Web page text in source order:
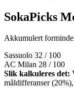
SokaPicks
Akkumulert
Sassuolo 32 / 100
AC Milan 28 / 100
Slik kalkuleres det:
måldifferanser